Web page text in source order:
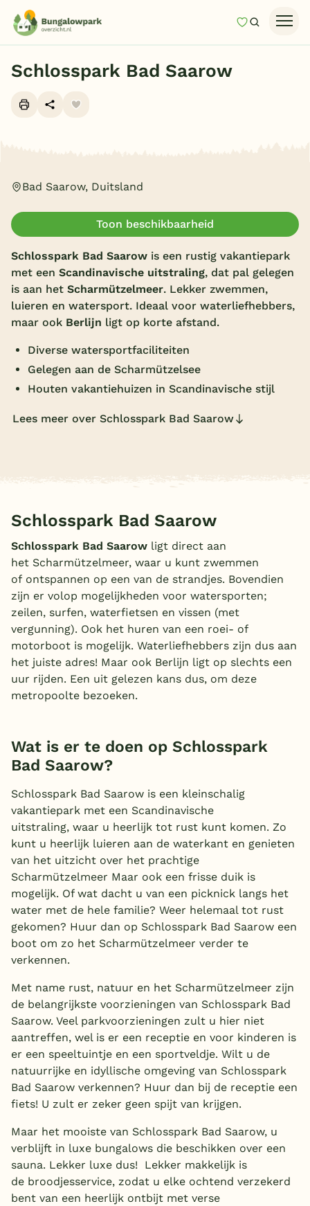
MijnZoeken
Last minutes
Vakantiehuizen
Vakantiepark keuzehulp
Onze vakantiegidsen
Vakantieparken
Subtropisch zwembad
Overdekt zwembad
Wildwaterbaan
Indoor speeltuin
Nederland
Veluwe
Texel
Limburg
Duitsland
België
Blog
Schlosspark Bad Saarow
Bad Saarow, Duitsland
Toon beschikbaarheid
Schlosspark Bad Saarow is een rustig vakantiepark
met een Scandinavische uitstraling, dat pal gelegen
is aan het Scharmützelmeer. Lekker zwemmen,
luieren en watersport. Ideaal voor waterliefhebbers,
maar ook Berlijn ligt op korte afstand.
Diverse watersportfaciliteiten
Gelegen aan de Scharmützelsee
Houten vakantiehuizen in Scandinavische stijl
Lees meer over Schlosspark Bad Saarow
Schlosspark Bad Saarow
Schlosspark Bad Saarow ligt direct aan
het Scharmützelmeer, waar u kunt zwemmen
of ontspannen op een van de strandjes. Bovendien
zijn er volop mogelijkheden voor watersporten;
zeilen, surfen, waterfietsen en vissen (met
vergunning). Ook het huren van een roei- of
motorboot is mogelijk. Waterliefhebbers zijn dus aan
het juiste adres! Maar ook Berlijn ligt op slechts een
uur rijden. Een uit gelezen kans dus, om deze
metropoolte bezoeken.
Wat is er te doen op Schlosspark
Bad Saarow?
Schlosspark Bad Saarow is een kleinschalig
vakantiepark met een Scandinavische
uitstraling, waar u heerlijk tot rust kunt komen. Zo
kunt u heerlijk luieren aan de waterkant en genieten
van het uitzicht over het prachtige
Scharmützelmeer Maar ook een frisse duik is
mogelijk. Of wat dacht u van een picknick langs het
water met de hele familie? Weer helemaal tot rust
gekomen? Huur dan op Schlosspark Bad Saarow een
boot om zo het Scharmützelmeer verder te
verkennen.
Met name rust, natuur en het Scharmützelmeer zijn
de belangrijkste voorzieningen van Schlosspark Bad
Saarow. Veel parkvoorzieningen zult u hier niet
aantreffen, wel is er een receptie en voor kinderen is
er een speeltuintje en een sportveldje. Wilt u de
natuurrijke en idyllische omgeving van Schlosspark
Bad Saarow verkennen? Huur dan bij de receptie een
fiets! U zult er zeker geen spijt van krijgen.
Maar het mooiste van Schlosspark Bad Saarow, u
verblijft in luxe bungalows die beschikken over een
sauna. Lekker luxe dus! Lekker makkelijk is
de broodjesservice, zodat u elke ochtend verzekerd
bent van een heerlijk ontbijt met verse